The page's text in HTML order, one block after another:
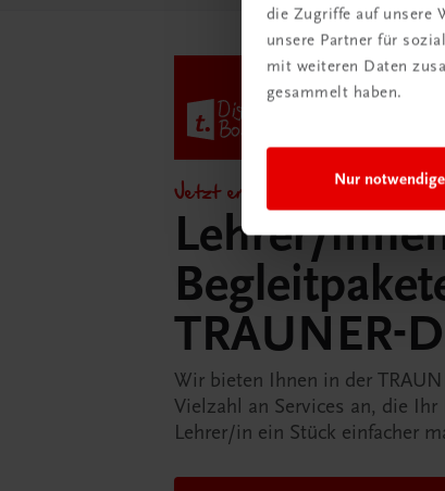
die Zugriffe auf unsere
unsere Partner für
mit weiteren Daten
gesammelt haben.
Nur
Jetzt entdecken!
Lehrer/
TRAUNER-
Wir bieten Ihnen in der
Vielzahl an Services an, die Ihr
Lehrer/in ein Stück einfacher